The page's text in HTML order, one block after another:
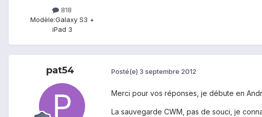
818
Modèle:Galaxy S3 +
iPad 3
pat54 Posté(e) 3 septembre 2012
Merci pour vos réponses, je débute en
La sauvegarde CWM, pas de souci, je